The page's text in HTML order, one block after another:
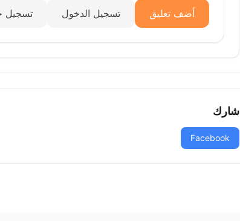
أضف تعليق تسجيل الدخول تسجيل
شارك
Facebook